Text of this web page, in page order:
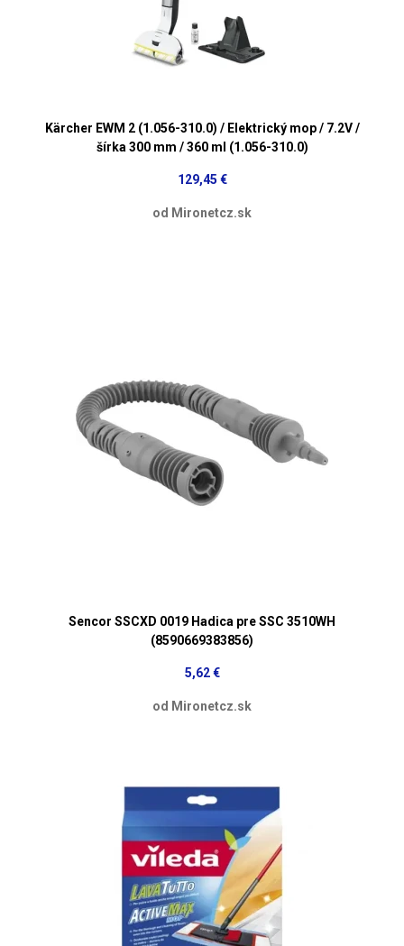
Kärcher EWM 2 (1.056-310.0) / Elektrický mop / 7.2V /
šírka 300 mm / 360 ml (1.056-310.0)
129,45 €
od Mironetcz.sk
Sencor SSCXD 0019 Hadica pre SSC 3510WH
(8590669383856)
5,62 €
od Mironetcz.sk